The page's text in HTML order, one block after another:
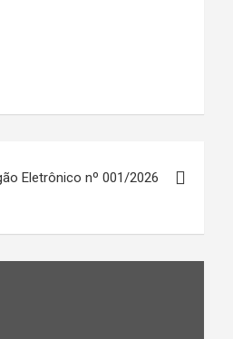
Eletrônico nº 001/2026